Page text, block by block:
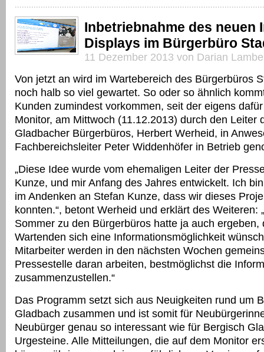
Inbetriebnahme des neuen
Displays im Bürgerbüro
11 Dezember 2013 von Darian
Von jetzt an wird im Wartebereich des Bürgerbüros
noch halb so viel gewartet. So oder so ähnlich
Kunden zumindest vorkommen, seit der eigens
Monitor, am Mittwoch (11.12.2013) durch den Leiter
Gladbacher Bürgerbüros, Herbert Werheid, in
Fachbereichsleiter Peter Widdenhöfer in Betrieb
„Diese Idee wurde vom ehemaligen Leiter der
Kunze, und mir Anfang des Jahres entwickelt. Ich
im Andenken an Stefan Kunze, dass wir dieses
konnten.“, betont Werheid und erklärt des Weiteren:
Sommer zu den Bürgerbüros hatte ja auch ergeben,
Wartenden sich eine Informationsmöglichkeit
Mitarbeiter werden in den nächsten Wochen
Pressestelle daran arbeiten, bestmöglichst die
zusammenzustellen.“
Das Programm setzt sich aus Neuigkeiten rund um
Gladbach zusammen und ist somit für
Neubürger genau so interessant wie für Bergisch
Urgesteine. Alle Mitteilungen, die auf dem Monitor